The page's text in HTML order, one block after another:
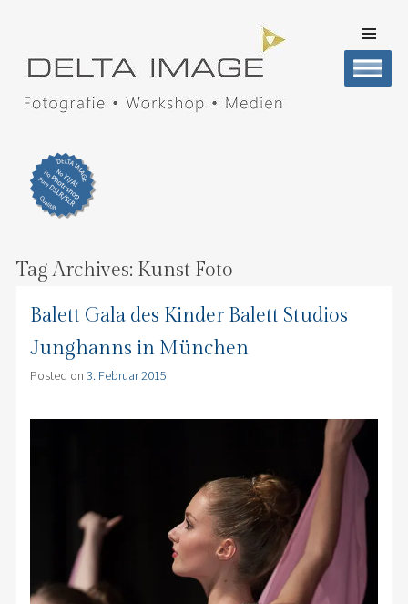
CONTENT
Tag Archives: Kunst Foto
Balett Gala des Kinder Balett Studios
Junghanns in München
Posted on 3. Februar 2015